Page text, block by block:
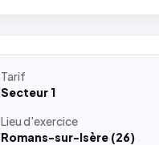
Tarif
Secteur 1
Lieud'exercice
Romans-sur-Isère (26)